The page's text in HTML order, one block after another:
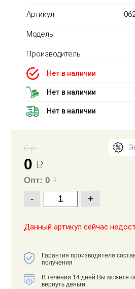
Артикул
Модель
Производитель
Нет в наличии
Нет в наличии
Нет в наличии
0 р.
0Р
Опт: 0Р
- +
Данный артикул сейчас
Гарантия производителя
получения
В течении 14 дней Вы можете
вернуть деньги